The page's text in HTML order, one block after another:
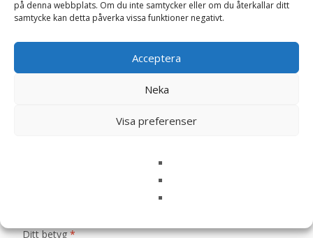
på denna webbplats. Om du inte samtycker eller om du återkallar ditt
samtycke kan detta påverka vissa funktioner negativt.
Acceptera
Neka
Visa preferenser
Recensioner (0)
Recensioner
Free Puppy S/M Lamb/Duck – 12 kg –
Ditt betyg*